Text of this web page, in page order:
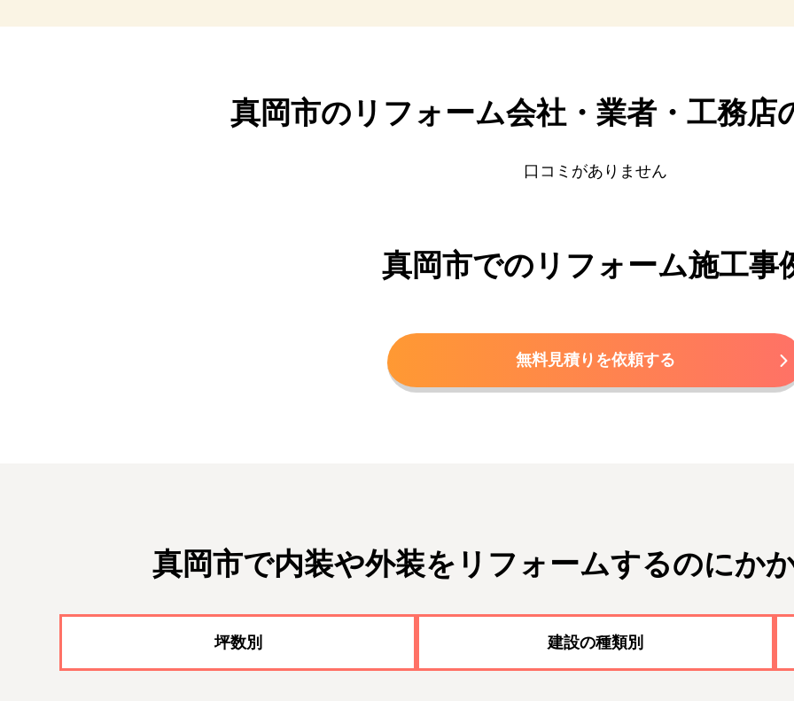
真岡市のリフォーム会社・業者・ 工務店
口コミがありません
真岡市でのリフォーム施工事
無料見積りを依頼する
真岡市で内装や外装をリフォームするのにか
坪数別 建設の種類別